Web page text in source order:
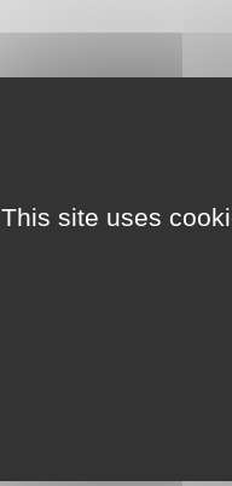
This site uses